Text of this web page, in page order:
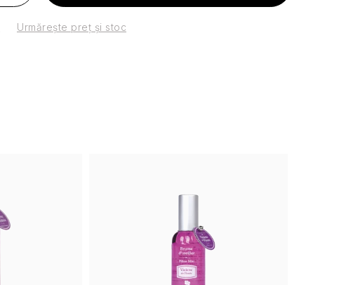
Urmărește preț și stoc